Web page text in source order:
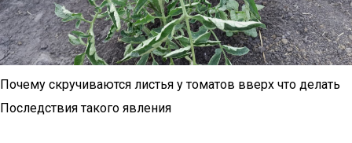
Почему скручиваются листья у томатов вверх что делать
Последствия такого явления